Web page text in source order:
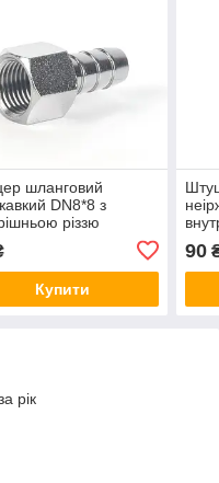
шланговий
DN8*8 з
різзю
Купити
90
рік